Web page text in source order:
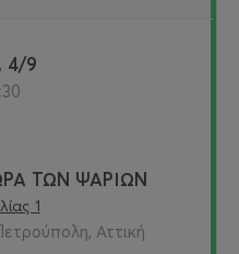
4/9
ΤΩΝ ΨΑΡΙΩΝ
1
Αττική